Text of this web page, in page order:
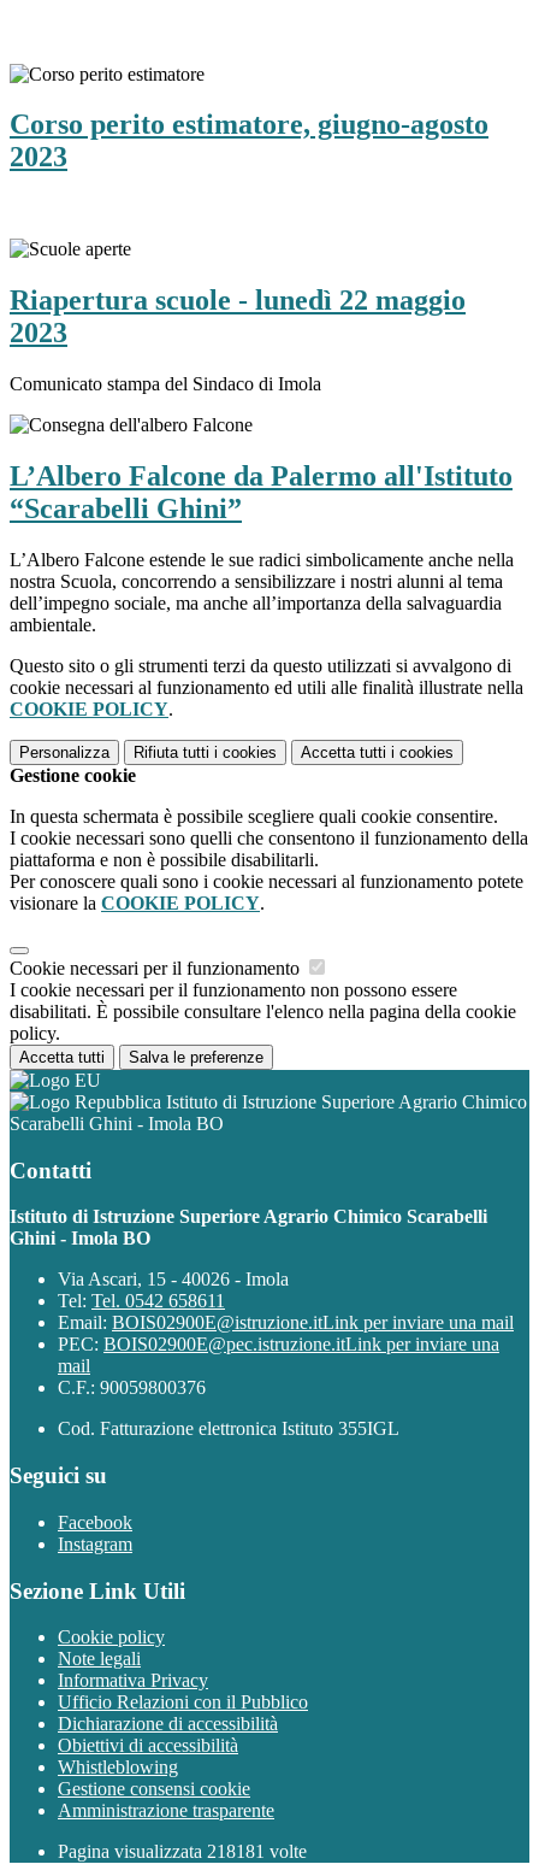
Corso perito estimatore, giugno-agosto
2023
Riapertura scuole - lunedì 22 maggio
2023
Comunicato stampa del Sindaco di Imola
L’Albero Falcone da Palermo all'Istituto
“Scarabelli Ghini”
L’Albero Falcone estende le sue radici simbolicamente anche nella
nostra Scuola, concorrendo a sensibilizzare i nostri alunni al tema
dell’impegno sociale, ma anche all’importanza della salvaguardia
ambientale.
Questo sito o gli strumenti terzi da questo utilizzati si avvalgono di
cookie necessari al funzionamento ed utili alle finalità illustrate nella
COOKIE POLICY.
Personalizza Rifiuta tutti i cookies Accetta tutti i cookies
Gestione cookie
In questa schermata è possibile scegliere quali cookie consentire.
I cookie necessari sono quelli che consentono il funzionamento della
piattaforma e non è possibile disabilitarli.
Per conoscere quali sono i cookie necessari al funzionamento potete
visionare la COOKIE POLICY.
Cookie necessari per il funzionamento
I cookie necessari per il funzionamento non possono essere
disabilitati. È possibile consultare l'elenco nella pagina della cookie
policy.
Accetta tutti Salva le preferenze
Istituto di Istruzione Superiore Agrario Chimico
Scarabelli Ghini - Imola BO
Contatti
Istituto di Istruzione Superiore Agrario Chimico Scarabelli
Ghini - Imola BO
Via Ascari, 15 - 40026 - Imola
Tel: Tel. 0542 658611
Email: BOIS02900E@istruzione.itLink per inviare una mail
PEC: BOIS02900E@pec.istruzione.itLink per inviare una
mail
C.F.: 90059800376
Cod. Fatturazione elettronica Istituto 355IGL
Seguici su
Facebook
Instagram
Sezione Link Utili
Cookie policy
Note legali
Informativa Privacy
Ufficio Relazioni con il Pubblico
Dichiarazione di accessibilità
Obiettivi di accessibilità
Whistleblowing
Gestione consensi cookie
Amministrazione trasparente
Pagina visualizzata 218181 volte